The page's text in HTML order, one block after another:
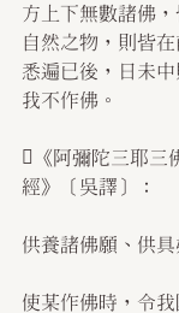
方上下無數諸佛
自然之物，則皆
悉遍已後，日未
我不作佛。
《阿彌陀三耶三
經》〔吳譯〕：
供養諸佛願、供具
使某作佛時，令